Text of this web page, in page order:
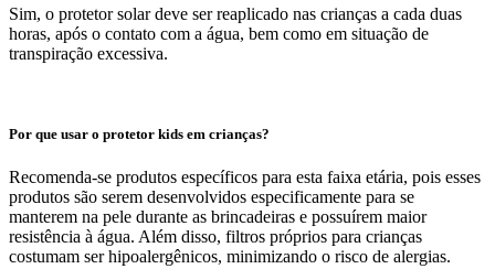
Sim, o protetor solar deve ser reaplicado nas crianças a cada duas
horas, após o contato com a água, bem como em situação de
transpiração excessiva.
Por que usar o protetor kids em crianças?
Recomenda-se produtos específicos para esta faixa etária, pois esses
produtos são serem desenvolvidos especificamente para se
manterem na pele durante as brincadeiras e possuírem maior
resistência à água. Além disso, filtros próprios para crianças
costumam ser hipoalergênicos, minimizando o risco de alergias.